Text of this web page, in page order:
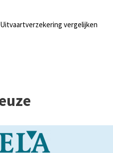
Uitvaartverzekering vergelijken